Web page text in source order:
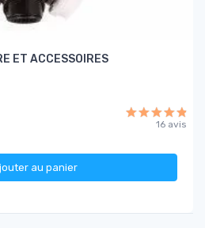
ET ACCESSOIRES
16 avis
au panier